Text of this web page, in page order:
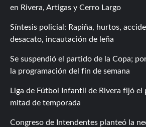
en Rivera, Artigas y Cerro Largo
Síntesis policial: Rapiña, hurtos,
desacato, incautación de leña
Se suspendió el partido de la Copa;
la programación del fin de semana
Liga de Fútbol Infantil de Rivera fijó el
mitad de temporada
Congreso de Intendentes planteó la